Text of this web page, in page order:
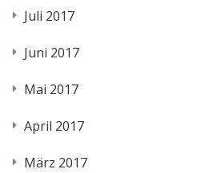
Juli 2017
Juni 2017
Mai 2017
April 2017
März 2017